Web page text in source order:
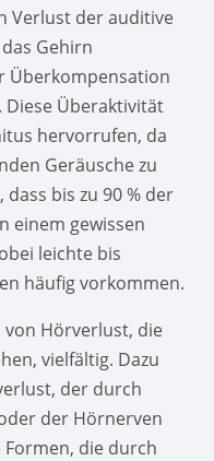
Verlust der auditive
Gehirn
Überkompensation
Überaktivität
hervorrufen, da
Geräusche zu
bis zu 90 % der
einem gewissen
leichte bis
häufig vorkommen.
Hörverlust, die
vielfältig. Dazu
der durch
der Hörnerven
die durch